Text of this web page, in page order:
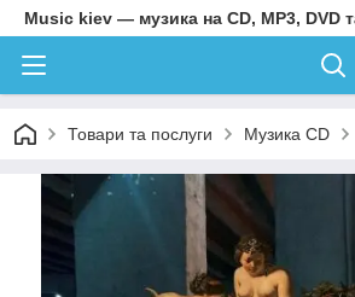
Music kiev — музика на CD, MP3, DVD
Товари та послуги Музика CD